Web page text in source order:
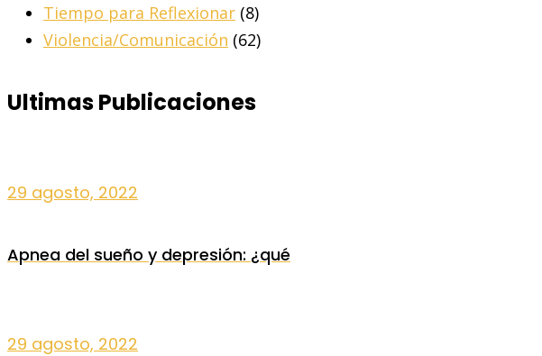
Tiempo para Reflexionar (8)
Violencia/Comunicación (62)
Ultimas Publicaciones
29 agosto, 2022
Apnea del sueño y depresión: ¿qué
29 agosto, 2022